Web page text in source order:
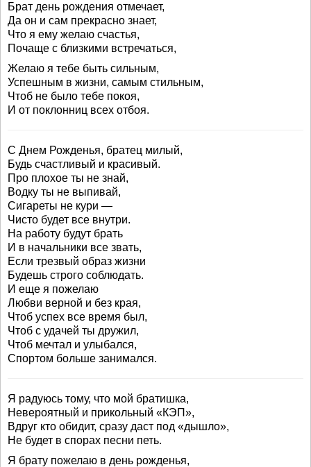
Брат день рождения отмечает,
Да он и сам прекрасно знает,
Что я ему желаю счастья,
Почаще с близкими встречаться,
Желаю я тебе быть сильным,
Успешным в жизни, самым стильным,
Чтоб не было тебе покоя,
И от поклонниц всех отбоя.
С Днем Рожденья, братец милый,
Будь счастливый и красивый.
Про плохое ты не знай,
Водку ты не выпивай,
Сигареты не кури —
Чисто будет все внутри.
На работу будут брать
И в начальники все звать,
Если трезвый образ жизни
Будешь строго соблюдать.
И еще я пожелаю
Любви верной и без края,
Чтоб успех все время был,
Чтоб с удачей ты дружил,
Чтоб мечтал и улыбался,
Спортом больше занимался.
Я радуюсь тому, что мой братишка,
Невероятный и прикольный «КЭП»,
Вдруг кто обидит, сразу даст под «дышло»,
Не будет в спорах песни петь.
Я брату пожелаю в день рожденья,